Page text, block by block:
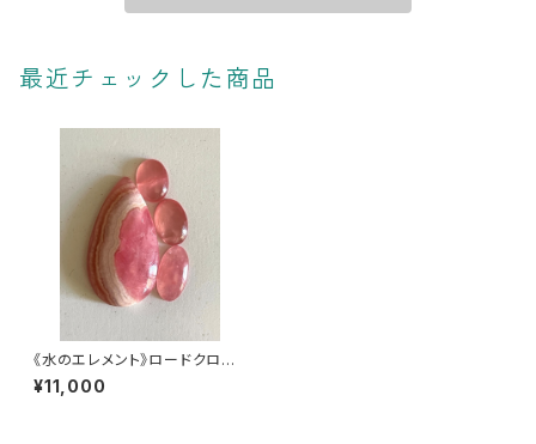
最近チェックした商品
《水のエレメント》ロードクロサ
イト・ルースセット【無制限の愛
を解き放つ】
¥11,000